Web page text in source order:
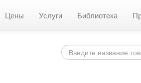
Цены Услуги Библиотека